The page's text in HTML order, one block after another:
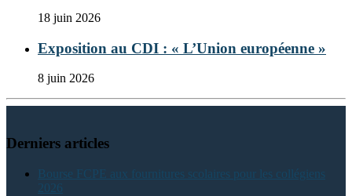
18 juin 2026
Exposition au CDI : « L’Union européenne »
8 juin 2026
Derniers articles
Bourse FCPE aux fournitures scolaires pour les collégiens
2026